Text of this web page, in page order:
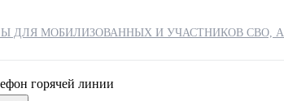
ДЛЯ МОБИЛИЗОВАННЫХ И УЧАСТНИКОВ СВО,
горячей линии